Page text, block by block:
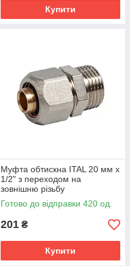
Купити
Муфта обтискна ITAL 20 мм х
1/2" з переходом на
зовнішню різьбу
Готово до відправки 420 од.
201 ₴
Купити